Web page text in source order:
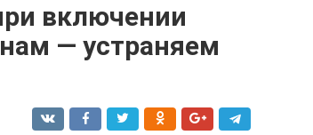
включении
— устраняем